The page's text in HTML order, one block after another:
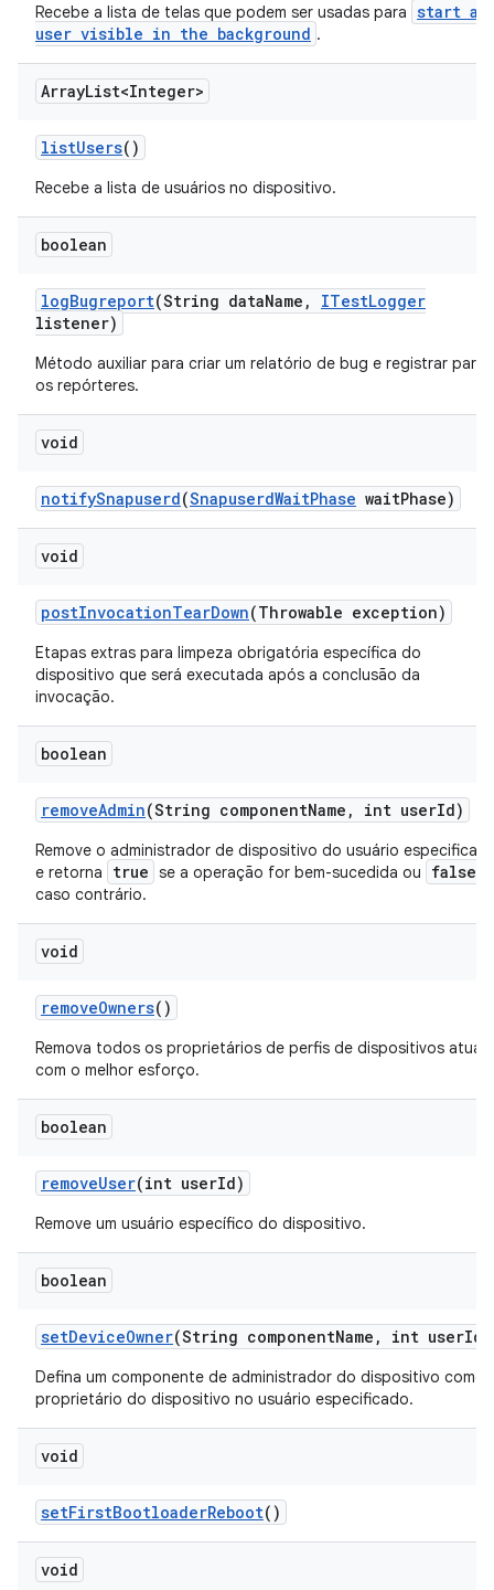
Recebe a lista de telas que podem ser usadas para start a
user visible in the background .
ArrayList<Integer>
listUsers()
Recebe a lista de usuários no dispositivo.
boolean
logBugreport(String dataName , ITestLogger
listener)
Método auxiliar para criar um relatório de bug e registrar para
os repórteres.
void
notifySnapuserd(SnapuserdWaitPhase waitPhase)
void
postInvocationTearDown(Throwable exception)
Etapas extras para limpeza obrigatória específica do
dispositivo que será executada após a conclusão da
invocação.
boolean
removeAdmin(String componentName , int userId)
Remove o administrador de dispositivo do usuário
e retorna
true se a operação for bem-sucedida ou false
caso contrário.
void
removeOwners()
Remova todos os proprietários de perfis de dispositivos atuais
com o melhor esforço.
boolean
removeUser(int userId)
Remove um usuário específico do dispositivo.
boolean
setDeviceOwner(String componentName , int userId)
Defina um componente de administrador do dispositivo como
proprietário do dispositivo no usuário especificado.
void
setFirstBootloaderReboot()
void